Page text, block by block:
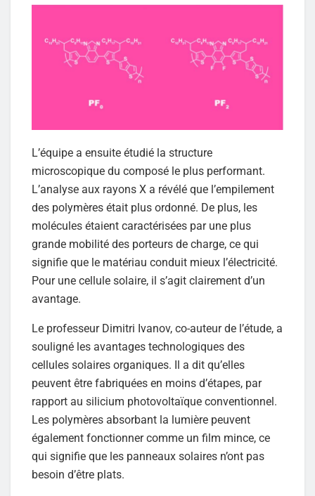
L’équipe a ensuite étudié la structure
microscopique du composé le plus performant.
L’analyse aux rayons X a révélé que l’empilement
des polymères était plus ordonné. De plus, les
molécules étaient caractérisées par une plus
grande mobilité des porteurs de charge, ce qui
signifie que le matériau conduit mieux l’électricité.
Pour une cellule solaire, il s’agit clairement d’un
avantage.
Le professeur Dimitri Ivanov, co-auteur de l’étude, a
souligné les avantages technologiques des
cellules solaires organiques. Il a dit qu’elles
peuvent être fabriquées en moins d’étapes, par
rapport au silicium photovoltaïque conventionnel.
Les polymères absorbant la lumière peuvent
également fonctionner comme un film mince, ce
qui signifie que les panneaux solaires n’ont pas
besoin d’être plats.